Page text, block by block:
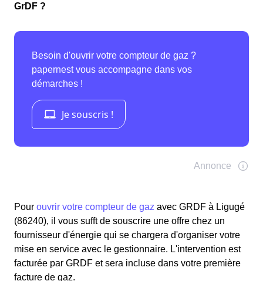
GrDF ?
Pour ouvrir votre compteur de gaz avec GRDF à Ligugé
(86240), il vous sufft de souscrire une offre chez un
fournisseur d'énergie qui se chargera d'organiser votre
mise en service avec le gestionnaire. L'intervention est
facturée par GRDF et sera incluse dans votre première
facture de gaz.